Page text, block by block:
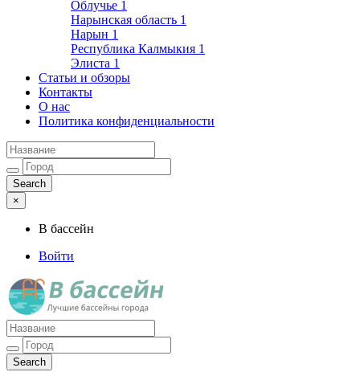
Облучье 1
Нарынская область 1
Нарын 1
Республика Калмыкия 1
Элиста 1
Статьи и обзоры
Контакты
О нас
Политика конфиденциальности
×
В бассейн
Войти
Лучшие бассейны города